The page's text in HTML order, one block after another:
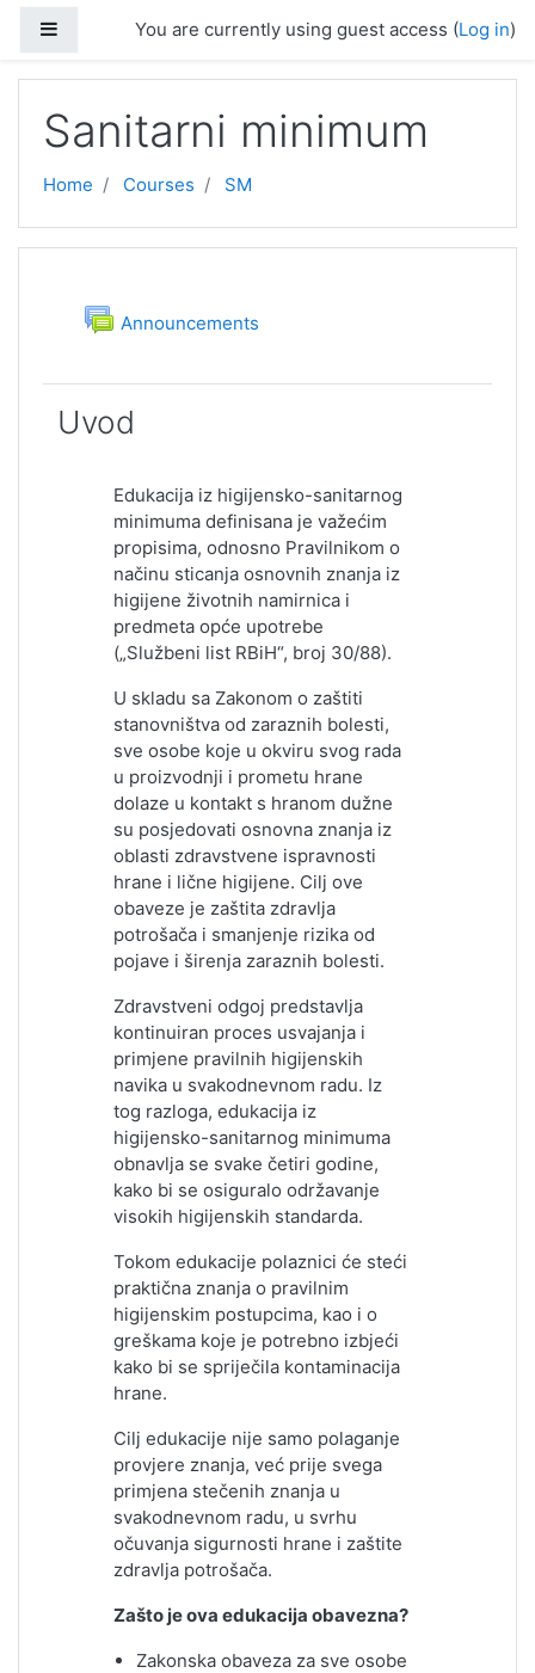
Side panelYou are currently using guest access (Log in)
Sanitarni minimum
Home Courses SM
Topic outline
GeneralAnnouncements
Forum
Uvod
Edukacija iz higijensko-sanitarnog
minimuma definisana je važećim
propisima, odnosno Pravilnikom o
načinu sticanja osnovnih znanja iz
higijene životnih namirnica i
predmeta opće upotrebe
(„Službeni list RBiH“, broj 30/88).
U skladu sa Zakonom o zaštiti
stanovništva od zaraznih bolesti,
sve osobe koje u okviru svog rada
u proizvodnji i prometu hrane
dolaze u kontakt s hranom dužne
su posjedovati osnovna znanja iz
oblasti zdravstvene ispravnosti
hrane i lične higijene. Cilj ove
obaveze je zaštita zdravlja
potrošača i smanjenje rizika od
pojave i širenja zaraznih bolesti.
Zdravstveni odgoj predstavlja
kontinuiran proces usvajanja i
primjene pravilnih higijenskih
navika u svakodnevnom radu. Iz
tog razloga, edukacija iz
higijensko-sanitarnog minimuma
obnavlja se svake četiri godine,
kako bi se osiguralo održavanje
visokih higijenskih standarda.
Tokom edukacije polaznici će steći
praktična znanja o pravilnim
higijenskim postupcima, kao i o
greškama koje je potrebno izbjeći
kako bi se spriječila kontaminacija
hrane.
Cilj edukacije nije samo polaganje
provjere znanja, već prije svega
primjena stečenih znanja u
svakodnevnom radu, u svrhu
očuvanja sigurnosti hrane i zaštite
zdravlja potrošača.
Zašto je ova edukacija obavezna?
Zakonska obaveza za sve osobe